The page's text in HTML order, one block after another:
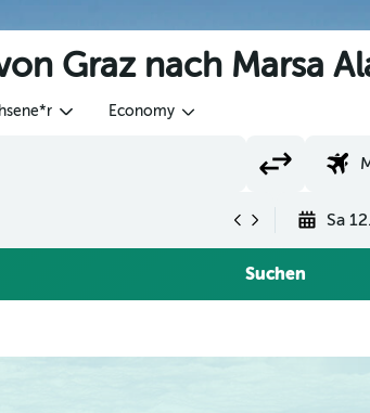
Graz nach Marsa
Economy
Sa
Suchen